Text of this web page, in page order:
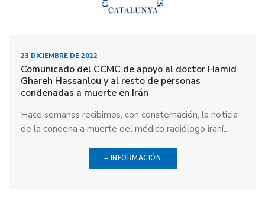
23 DICIEMBRE DE 2022
Comunicado del CCMC de apoyo al doctor Hamid
Ghareh Hassanlou y al resto de personas
condenadas a muerte en Irán
Hace semanas recibimos, con consternación, la noticia
de la condena a muerte del médico radiólogo iraní...
+ INFORMACIÓN